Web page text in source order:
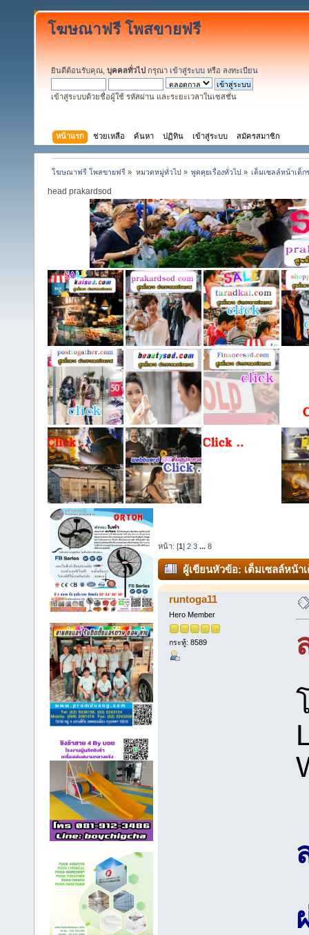
โฆษณาฟรี โพสขายฟรี
ยินดีต้อนรับคุณ, บุคคลทั่วไป กรุณา เข้าสู่ระบบ หรือ ลงทะเบียน
เข้าสู่ระบบด้วยชื่อผู้ใช้ รหัสผ่าน และระยะเวลาในเซสชั่น
หน้าแรก ช่วยเหลือ ค้นหา ปฏิทิน เข้าสู่ระบบ สมัครสมาชิก
โฆษณาฟรี โพสขายฟรี » หมวดหมู่ทั่วไป» พูดคุยเรื่องทั่วไป» เต็มเซลล์หน้าเด็
head prakardsod
หน้า: [1 ] 2 3 ... 8
ผู้เขียนหัวข้อ: เต็มเซลล์หน้า
runtoga11
Hero Member
กระทู้: 8589